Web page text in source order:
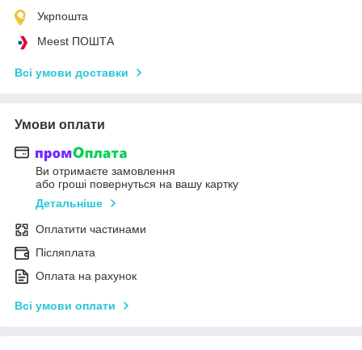
Укрпошта
Meest ПОШТА
Всі умови доставки
Умови оплати
Ви отримаєте замовлення
або гроші повернуться на вашу картку
Детальніше
Оплатити частинами
Післяплата
Оплата на рахунок
Всі умови оплати